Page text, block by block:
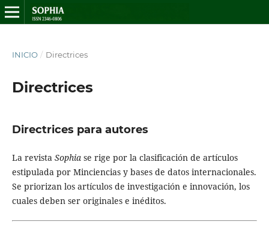
INICIO / Directrices
Directrices
Directrices para autores
La revista Sophiase rige por la clasificación de artículos
estipulada por Minciencias y bases de datos internacionales.
Se priorizan los artículos de investigación e innovación, los
cuales deben ser originales e inéditos.